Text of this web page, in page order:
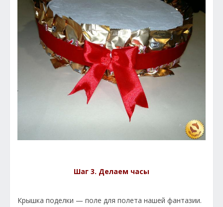
Шаг 3. Делаем часы
Крышка поделки — поле для полета нашей фантазии.